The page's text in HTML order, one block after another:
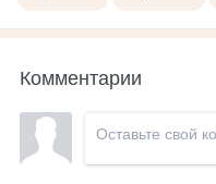
Комментарии